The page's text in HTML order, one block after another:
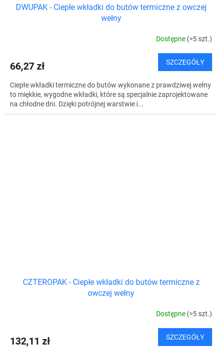
DWUPAK - Ciepłe wkładki do butów termiczne z owczej
wełny
Dostępne (>5 szt.)
66,27 zł SZCZEGÓŁY
Ciepłe wkładki termiczne do butów wykonane z prawdziwej wełny
to miękkie, wygodne wkładki, które są specjalnie zaprojektowane
na chłodne dni. Dzięki potrójnej warstwie i...
CZTEROPAK - Ciepłe wkładki do butów termiczne z
owczej wełny
Dostępne (>5 szt.)
132,11 zł SZCZEGÓŁY